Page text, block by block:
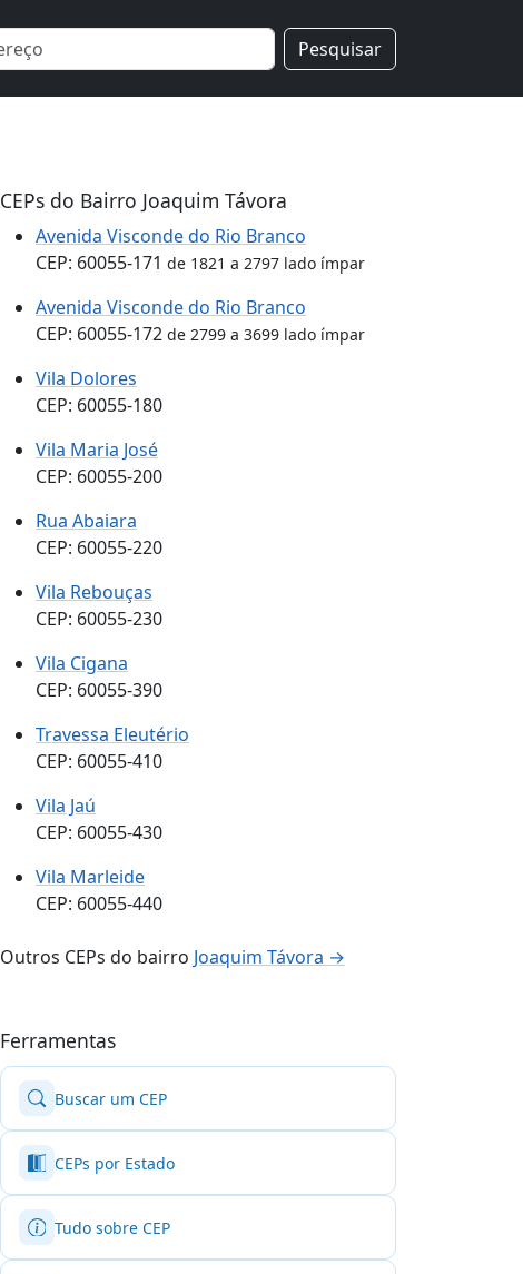
Pesquisar
CEPs do Bairro Joaquim Távora
Avenida Visconde do Rio Branco
CEP: 60055-171 de 1821 a 2797 lado ímpar
Avenida Visconde do Rio Branco
CEP: 60055-172 de 2799 a 3699 lado ímpar
Vila Dolores
CEP: 60055-180
Vila Maria José
CEP: 60055-200
Rua Abaiara
CEP: 60055-220
Vila Rebouças
CEP: 60055-230
Vila Cigana
CEP: 60055-390
Travessa Eleutério
CEP: 60055-410
Vila Jaú
CEP: 60055-430
Vila Marleide
CEP: 60055-440
Outros CEPs do bairro Joaquim Távora →
Ferramentas
Buscar um CEP
CEPs por Estado
Tudo sobre CEP